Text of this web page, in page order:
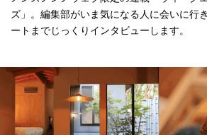
ズ」。編集部がいま気になる人に会いに行
ートまでじっくりインタビューします。